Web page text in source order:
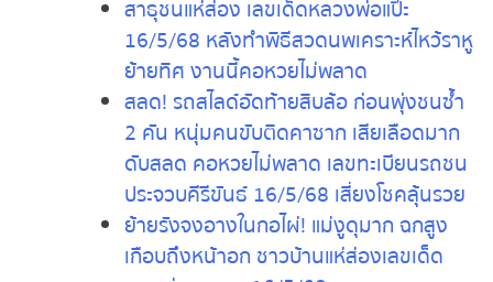
MK Sports
บทความที่เกี่ยวข้อง
สาธุชนแห่ส่อง เลขเด็ดหลวงพ่อแป๊ะ
16/5/68 หลังทำพิธีสวดนพเคราะห์ไหว้
ราหูย้ายทิศ งานนี้คอหวยไม่พลาด
สลด! รถสไลด์อัดท้ายสิบล้อ ก่อนพุ่งชน
ซ้ำ 2 คัน หนุ่มคนขับติดคาซาก เสียเลือด
มาก ดับสลด คอหวยไม่พลาด เลขทะเบียน
รถชนประจวบคีรีขันธ์ 16/5/68 เสี่ยงโชค